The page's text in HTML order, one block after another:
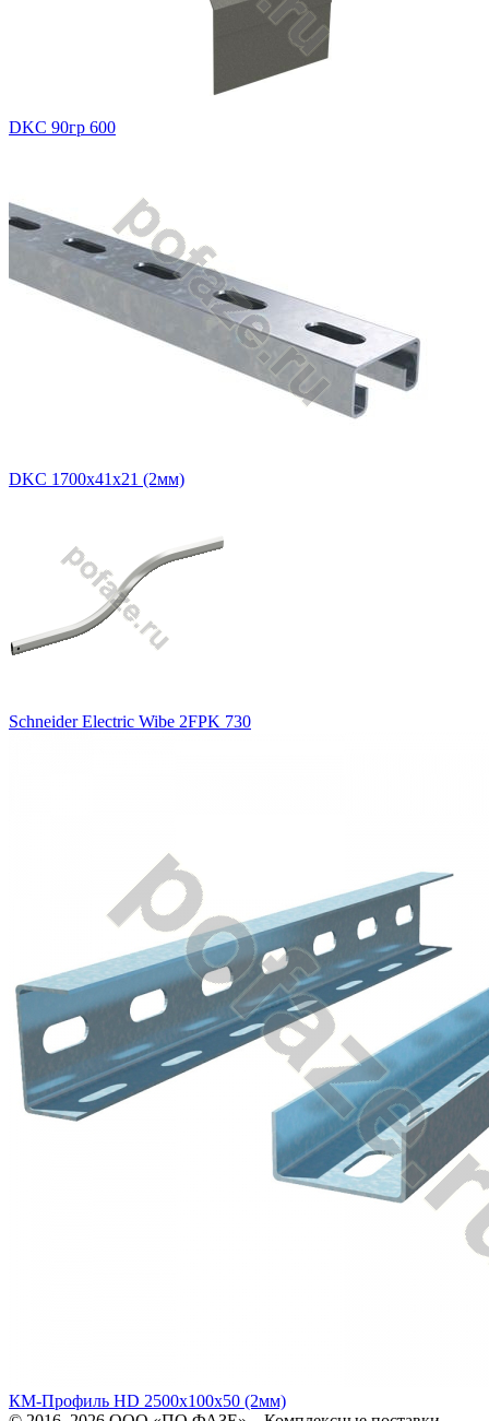
DKC 90гр 600
DKC 1700х41х21 (2мм)
Schneider Electric Wibe 2FPK 730
КМ-Профиль HD 2500х100х50 (2мм)